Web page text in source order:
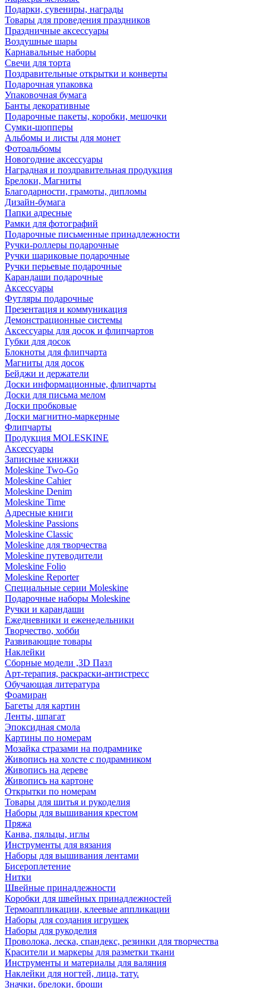
Подарки, сувениры, награды
Товары для проведения праздников
Праздничные аксессуары
Воздушные шары
Карнавальные наборы
Свечи для торта
Поздравительные открытки и конверты
Подарочная упаковка
Упаковочная бумага
Банты декоративные
Подарочные пакеты, коробки, мешочки
Сумки-шопперы
Альбомы и листы для монет
Фотоальбомы
Новогодние аксессуары
Наградная и поздравительная продукция
Брелоки, Магниты
Благодарности, грамоты, дипломы
Дизайн-бумага
Папки адресные
Рамки для фотографий
Подарочные письменные принадлежности
Ручки-роллеры подарочные
Ручки шариковые подарочные
Ручки перьевые подарочные
Карандаши подарочные
Аксессуары
Футляры подарочные
Презентация и коммуникация
Демонстрационные системы
Аксессуары для досок и флипчартов
Губки для досок
Блокноты для флипчарта
Магниты для досок
Бейджи и держатели
Доски информационные, флипчарты
Доски для письма мелом
Доски пробковые
Доски магнитно-маркерные
Флипчарты
Продукция MOLESKINE
Аксессуары
Записные книжки
Moleskine Two-Go
Moleskine Cahier
Moleskine Denim
Moleskine Time
Адресные книги
Moleskine Passions
Moleskine Classic
Moleskine для творчества
Moleskine путеводители
Moleskine Folio
Moleskine Reporter
Специальные серии Moleskine
Подарочные наборы Moleskine
Ручки и карандаши
Ежедневники и еженедельники
Творчество, хобби
Развивающие товары
Наклейки
Сборные модели ,3D Пазл
Арт-терапия, раскраски-антистресс
Обучающая литература
Фоамиран
Багеты для картин
Ленты, шпагат
Эпоксидная смола
Картины по номерам
Мозайка стразами на подрамнике
Живопись на холсте с подрамником
Живопись на дереве
Живопись на картоне
Открытки по номерам
Товары для шитья и рукоделия
Наборы для вышивания крестом
Пряжа
Канва, пяльцы, иглы
Инструменты для вязания
Наборы для вышивания лентами
Бисероплетение
Нитки
Швейные принадлежности
Коробки для швейных принадлежностей
Термоаппликации, клеевые аппликации
Наборы для создания игрушек
Наборы для рукоделия
Проволока, леска, спандекс, резинки для творчества
Красители и маркеры для разметки ткани
Инструменты и материалы для валяния
Наклейки для ногтей, лица, тату.
Значки, брелоки, броши